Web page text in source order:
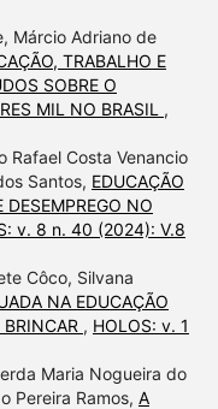
Márcio Adriano de
TRABALHO E
SOBRE O
MIL NO BRASIL ,
Rafael Costa Venancio
Santos, EDUCAÇÃO
NO
v. 8 n. 40 (2024): V.8
Côco, Silvana
NA EDUCAÇÃO
, HOLOS: v. 1
Maria Nogueira do
Pereira Ramos, A